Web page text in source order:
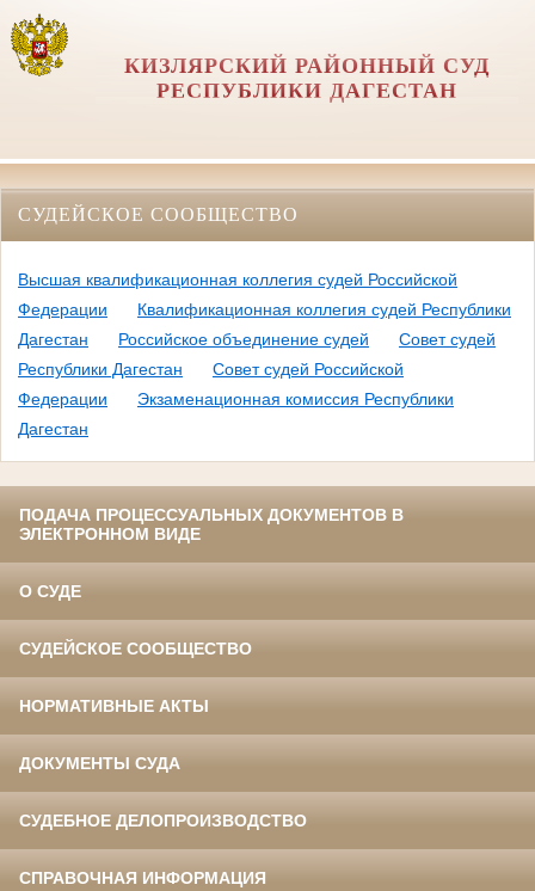
КИЗЛЯРСКИЙ РАЙОННЫЙ СУД
РЕСПУБЛИКИ ДАГЕСТАН
СУДЕЙСКОЕ СООБЩЕСТВО
Высшая квалификационная коллегия судей Российской
Федерации
Квалификационная коллегия судей Республики
Дагестан
Российское объединение судей
Совет судей
Республики Дагестан
Совет судей Российской
Федерации
Экзаменационная комиссия Республики
Дагестан
ПОДАЧА ПРОЦЕССУАЛЬНЫХ ДОКУМЕНТОВ В
ЭЛЕКТРОННОМ ВИДЕ
О СУДЕ
СУДЕЙСКОЕ СООБЩЕСТВО
НОРМАТИВНЫЕ АКТЫ
ДОКУМЕНТЫ СУДА
СУДЕБНОЕ ДЕЛОПРОИЗВОДСТВО
СПРАВОЧНАЯ ИНФОРМАЦИЯ